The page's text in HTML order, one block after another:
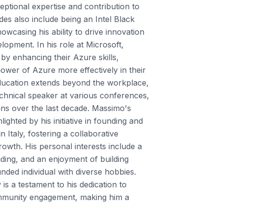
expertise and contribution to
also include being an Intel Black
his ability to drive innovation
In his role at Microsoft,
enhancing their Azure skills,
of Azure more effectively in their
extends beyond the workplace,
speaker at various conferences,
over the last decade. Massimo's
by his initiative in founding and
Italy, fostering a collaborative
His personal interests include a
and an enjoyment of building
individual with diverse hobbies.
a testament to his dedication to
engagement, making him a